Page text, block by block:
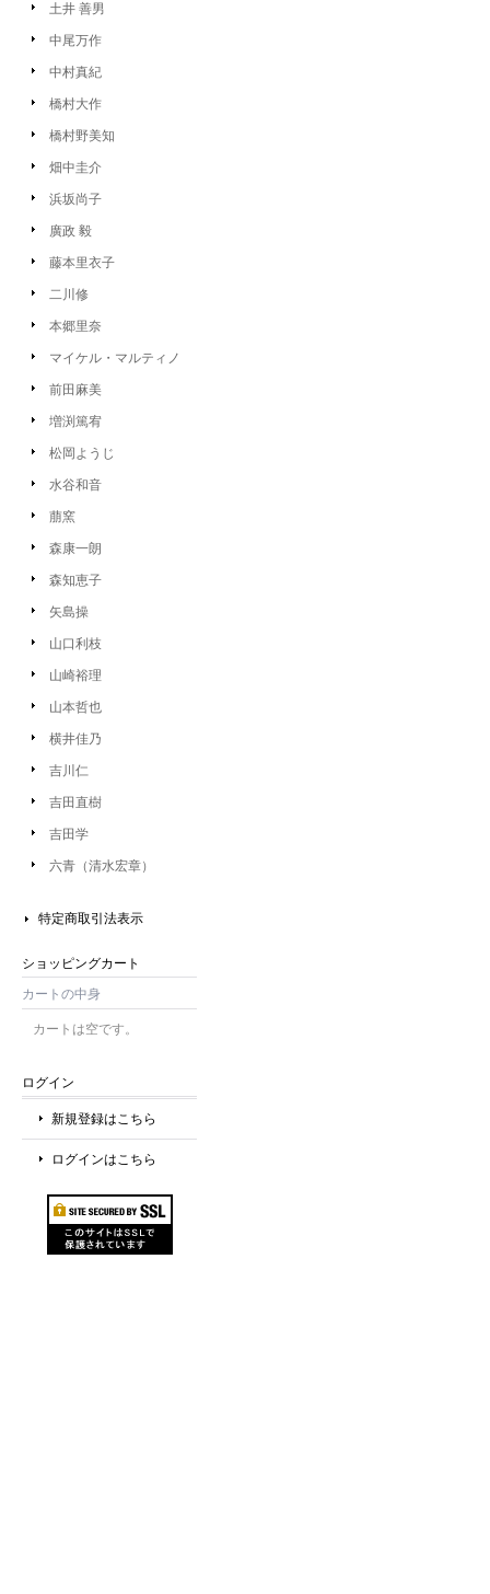
土井 善男
中尾万作
中村真紀
橋村大作
橋村野美知
畑中圭介
浜坂尚子
廣政 毅
藤本里衣子
二川修
本郷里奈
マイケル・マルティノ
前田麻美
増渕篤宥
松岡ようじ
水谷和音
萠窯
森康一朗
森知恵子
矢島操
山口利枝
山崎裕理
山本哲也
横井佳乃
吉川仁
吉田直樹
吉田学
六青（清水宏章）
特定商取引法表示
ショッピングカート
カートの中身
カートは空です。
ログイン
新規登録はこちら
ログインはこちら